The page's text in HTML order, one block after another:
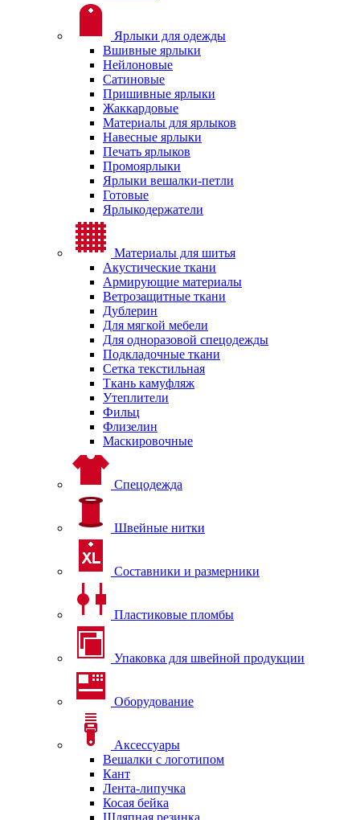
Ярлыки для одежды
Вшивные ярлыки
Нейлоновые
Сатиновые
Пришивные ярлыки
Жаккардовые
Материалы для ярлыков
Навесные ярлыки
Печать ярлыков
Промоярлыки
Ярлыки вешалки-петли
Готовые
Ярлыкодержатели
Материалы для шитья
Акустические ткани
Армирующие материалы
Ветрозащитные ткани
Дублерин
Для мягкой мебели
Для одноразовой спецодежды
Подкладочные ткани
Сетка текстильная
Ткань камуфляж
Утеплители
Фильц
Флизелин
Маскировочные
Спецодежда
Швейные нитки
Составники и размерники
Пластиковые пломбы
Упаковка для швейной продукции
Оборудование
Аксессуары
Вешалки с логотипом
Кант
Лента-липучка
Косая бейка
Шляпная резинка